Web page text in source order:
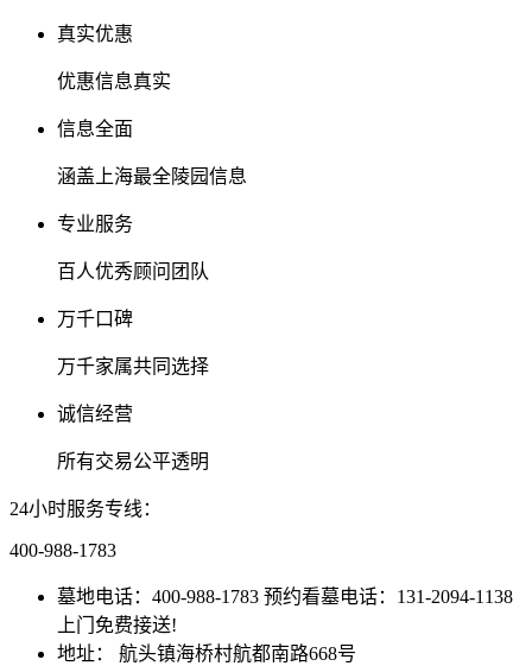
真实优惠
优惠信息真实
信息全面
涵盖上海最全陵园信息
专业服务
百人优秀顾问团队
万千口碑
万千家属共同选择
诚信经营
所有交易公平透明
24小时服务专线：
400-988-1783
墓地电话：400-988-1783 预约看墓电话：131-2094-1138
上门免费接送!
地址： 航头镇海桥村航都南路668号